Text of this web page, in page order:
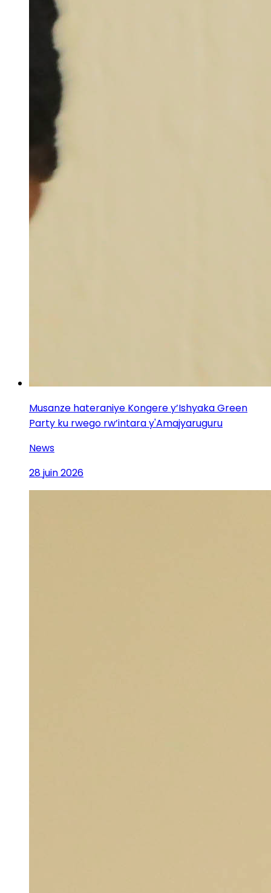
Musanze hateraniye Kongere y’Ishyaka Green
Party ku rwego rw’intara y'Amajyaruguru
News
28 juin 2026